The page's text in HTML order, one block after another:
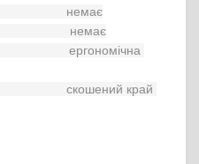
немає
немає
ергономічна
скошений край